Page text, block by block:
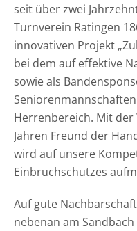
seit über zwei
Turnverein Ratingen
innovativen Projekt
bei dem auf effektive
sowie als
Herrenbereich. Mit der
Jahren Freund der
wird auf unsere
Einbruchschutzes
Auf gute
nebenan am